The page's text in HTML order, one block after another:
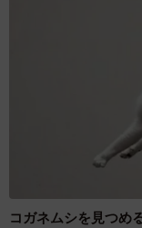
コガネムシを見つめ